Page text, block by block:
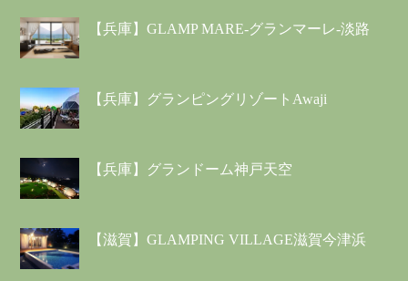
【兵庫】GLAMP MARE-グランマーレ-淡路
【兵庫】グランピングリゾートAwaji
【兵庫】グランドーム神戸天空
【滋賀】GLAMPING VILLAGE滋賀今津浜